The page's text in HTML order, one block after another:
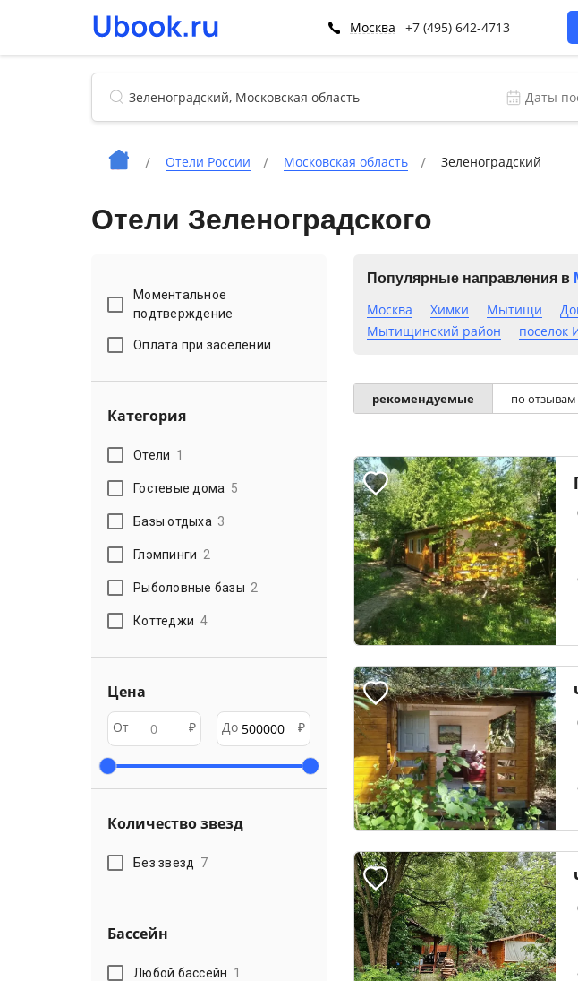
Москва +7 (495) 642-4713
Отели России Московская область Зеленоградский
Отели Зеленоградского
Моментальное
подтверждение
Оплата при заселении
Категория
Отели 1
Гостевые дома 5
Базы отдыха 3
Глэмпинги 2
Рыболовные базы 2
Коттеджи 4
Цена
От ₽ До ₽
Количество звезд
Без звезд 7
Бассейн
Любой бассейн 1
Популярные направления в
Москва Химки Мытищи
Мытищинский район
поселок
рекомендуемые по отзывам